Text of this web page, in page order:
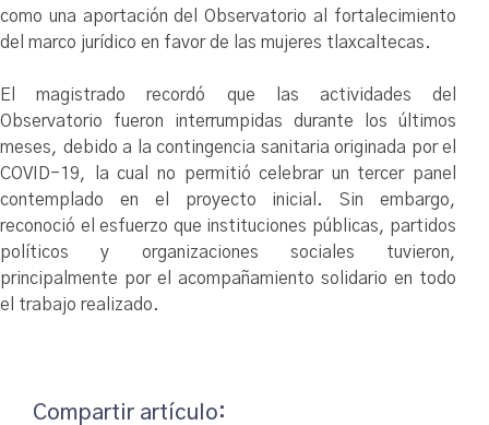
como una aportación del Observatorio al fortalecimiento
del marco jurídico en favor de las mujeres tlaxcaltecas.
El magistrado recordó que las actividades del
Observatorio fueron interrumpidas durante los últimos
meses, debido a la contingencia sanitaria originada por el
COVID-19, la cual no permitió celebrar un tercer panel
contemplado en el proyecto inicial. Sin embargo,
reconoció el esfuerzo que instituciones públicas, partidos
políticos y organizaciones sociales tuvieron,
principalmente por el acompañamiento solidario en todo
el trabajo realizado.
Compartir artículo: